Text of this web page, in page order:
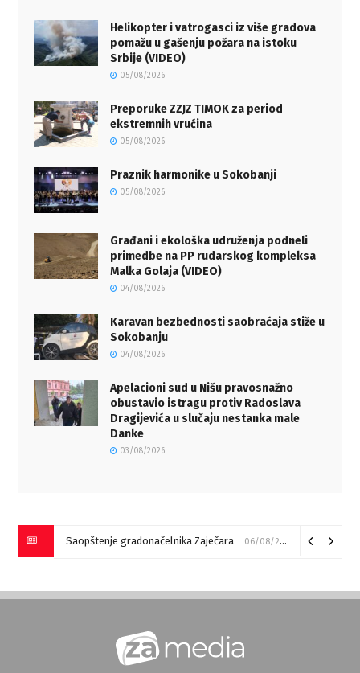
Helikopter i vatrogasci iz više gradova
pomažu u gašenju požara na istoku
Srbije (VIDEO)
05/08/2026
Preporuke ZZJZ TIMOK za period
ekstremnih vrućina
05/08/2026
Praznik harmonike u Sokobanji
05/08/2026
Građani i ekološka udruženja podneli
primedbe na PP rudarskog kompleksa
Malka Golaja (VIDEO)
04/08/2026
Karavan bezbednosti saobraćaja stiže u
Sokobanju
04/08/2026
Apelacioni sud u Nišu pravosnažno
obustavio istragu protiv Radoslava
Dragijevića u slučaju nestanka male
Danke
03/08/2026
Saopštenje gradonačelnika Zaječara 06/08/2026